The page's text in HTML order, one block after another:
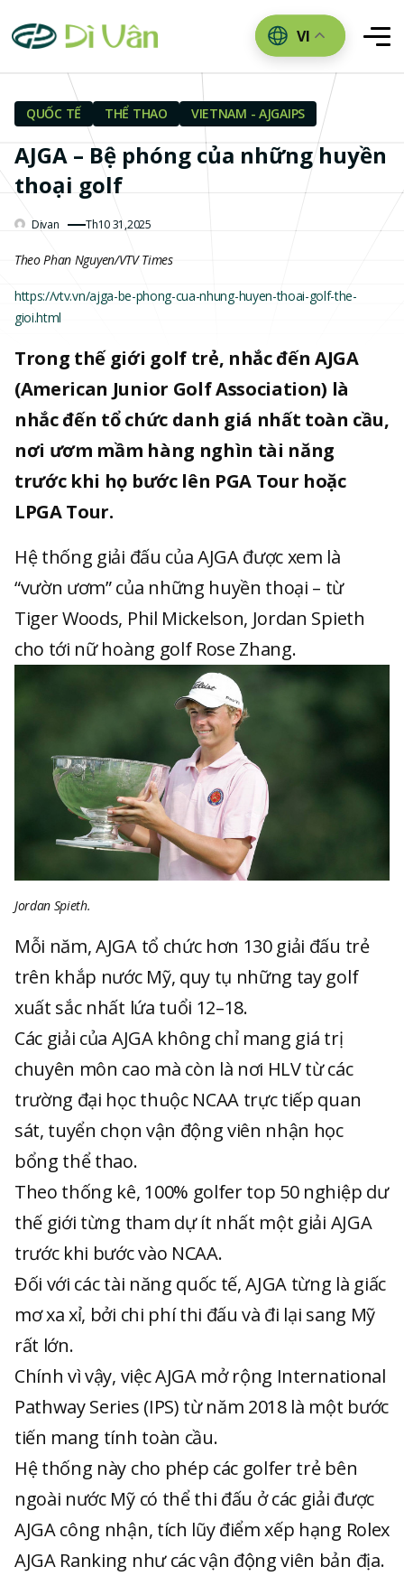
VI
QUỐC TẾ THỂ THAO VIETNAM - AJGAIPS
AJGA – Bệ phóng của những huyền
thoại golf
Divan Th10 31,2025
Theo Phan Nguyen/VTV Times
https://vtv.vn/ajga-be-phong-cua-nhung-huyen-thoai-golf-the-
gioi.html
Trong thế giới golf trẻ, nhắc đến AJGA
(American Junior Golf Association) là
nhắc đến tổ chức danh giá nhất toàn cầu,
nơi ươm mầm hàng nghìn tài năng
trước khi họ bước lên PGA Tour hoặc
LPGA Tour.
Hệ thống giải đấu của AJGA được xem là
“vườn ươm” của những huyền thoại – từ
Tiger Woods, Phil Mickelson, Jordan Spieth
cho tới nữ hoàng golf Rose Zhang.
Jordan Spieth.
Mỗi năm, AJGA tổ chức hơn 130 giải đấu trẻ
trên khắp nước Mỹ, quy tụ những tay golf
xuất sắc nhất lứa tuổi 12–18.
Các giải của AJGA không chỉ mang giá trị
chuyên môn cao mà còn là nơi HLV từ các
trường đại học thuộc NCAA trực tiếp quan
sát, tuyển chọn vận động viên nhận học
bổng thể thao.
Theo thống kê, 100% golfer top 50 nghiệp dư
thế giới từng tham dự ít nhất một giải AJGA
trước khi bước vào NCAA.
Đối với các tài năng quốc tế, AJGA từng là giấc
mơ xa xỉ, bởi chi phí thi đấu và đi lại sang Mỹ
rất lớn.
Chính vì vậy, việc AJGA mở rộng International
Pathway Series (IPS) từ năm 2018 là một bước
tiến mang tính toàn cầu.
Hệ thống này cho phép các golfer trẻ bên
ngoài nước Mỹ có thể thi đấu ở các giải được
AJGA công nhận, tích lũy điểm xếp hạng Rolex
AJGA Ranking như các vận động viên bản địa.